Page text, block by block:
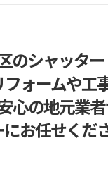
06/02
のアパート鉄骨階段
06/01
階段修理の必要性とそ
のシャッタ
フォームや工
心の地元業
お任せくだ